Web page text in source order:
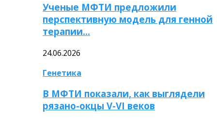
Ученые МФТИ предложили
перспективную модель для генной
терапии…
24.06.2026
Генетика
В МФТИ показали, как выглядели
рязано-окцы V-VI веков